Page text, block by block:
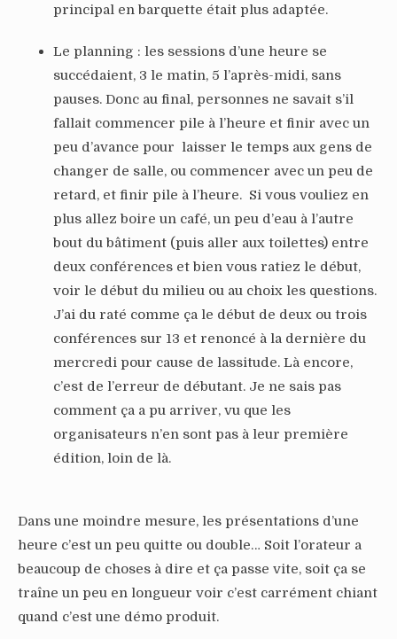
principal en barquette était plus adaptée.
Le planning : les sessions d’une heure se
succédaient, 3 le matin, 5 l’après-midi, sans
pauses. Donc au final, personnes ne savait s’il
fallait commencer pile à l’heure et finir avec un
peu d’avance pour laisser le temps aux gens de
changer de salle, ou commencer avec un peu de
retard, et finir pile à l’heure. Si vous vouliez en
plus allez boire un café, un peu d’eau à l’autre
bout du bâtiment (puis aller aux toilettes) entre
deux conférences et bien vous ratiez le début,
voir le début du milieu ou au choix les questions.
J’ai du raté comme ça le début de deux ou trois
conférences sur 13 et renoncé à la dernière du
mercredi pour cause de lassitude. Là encore,
c’est de l’erreur de débutant. Je ne sais pas
comment ça a pu arriver, vu que les
organisateurs n’en sont pas à leur première
édition, loin de là.
Dans une moindre mesure, les présentations d’une
heure c’est un peu quitte ou double… Soit l’orateur a
beaucoup de choses à dire et ça passe vite, soit ça se
traîne un peu en longueur voir c’est carrément chiant
quand c’est une démo produit.